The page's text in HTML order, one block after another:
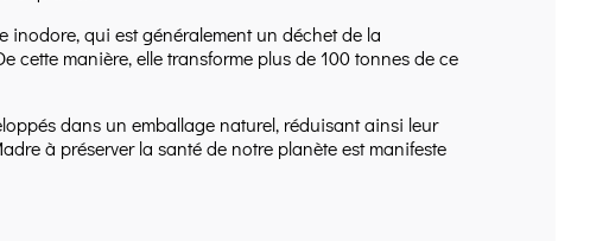
qui est généralement un déchet de la
cette manière, elle transforme plus de 100 tonnes de ce
dans un emballage naturel, réduisant ainsi leur
à préserver la santé de notre planète est manifeste